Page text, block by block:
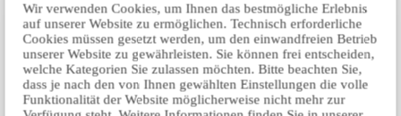
Wir verwenden Cookies, um Ihnen das bestmögliche Erlebnis
auf unserer Website zu ermöglichen. Technisch erforderliche
Cookies müssen gesetzt werden, um den einwandfreien Betrieb
unserer Website zu gewährleisten. Sie können frei entscheiden,
welche Kategorien Sie zulassen möchten. Bitte beachten Sie,
dass je nach den von Ihnen gewählten Einstellungen die volle
Funktionalität der Website möglicherweise nicht mehr zur